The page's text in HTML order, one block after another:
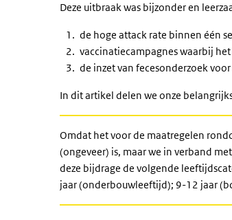
Deze uitbraak was bijzonder en
de hoge attack rate binnen één
vaccinatiecampagnes waarbij
de inzet van fecesonderzoek voor
In dit artikel delen we onze
Omdat het voor de maatregelen
(ongeveer) is, maar we in verband
deze bijdrage de volgende
jaar (onderbouwleeftijd); 9-12 jaar